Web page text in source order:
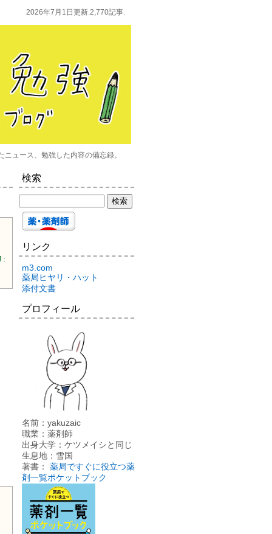
2026年7月1日更新.2,770記事.
ュース、勉強した内容の備忘録。
:
検索
リンク
m3.com
薬局ヒヤリ・ハット
添付文書
プロフィール
名前：yakuzaic
職業：薬剤師
出身大学：ケツメイシと同じ
生息地：雪国
著書： 薬局ですぐに役立つ薬
剤一覧ポケットブック